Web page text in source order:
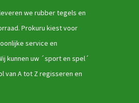
we rubber tegels en
Prokuru kiest voor
service en
kunnen uw ´sport en spel´
van A tot Z regisseren en